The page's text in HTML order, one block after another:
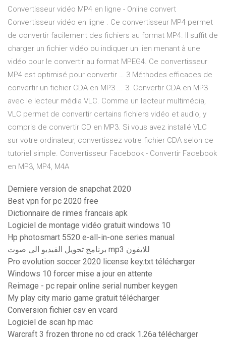
Convertisseur vidéo MP4 en ligne - Online convert
Convertisseur vidéo en ligne . Ce convertisseur MP4 permet
de convertir facilement des fichiers au format MP4. Il suffit de
charger un fichier vidéo ou indiquer un lien menant à une
vidéo pour le convertir au format MPEG4. Ce convertisseur
MP4 est optimisé pour convertir … 3 Méthodes efficaces de
convertir un fichier CDA en MP3 ... 3. Convertir CDA en MP3
avec le lecteur média VLC. Comme un lecteur multimédia,
VLC permet de convertir certains fichiers vidéo et audio, y
compris de convertir CD en MP3. Si vous avez installé VLC
sur votre ordinateur, convertissez votre fichier CDA selon ce
tutoriel simple. Convertisseur Facebook - Convertir Facebook
en MP3, MP4, M4A
Derniere version de snapchat 2020
Best vpn for pc 2020 free
Dictionnaire de rimes francais apk
Logiciel de montage vidéo gratuit windows 10
Hp photosmart 5520 e-all-in-one series manual
برنامج تحويل الفيديو الى صوت mp3 للايفون
Pro evolution soccer 2020 license key.txt télécharger
Windows 10 forcer mise a jour en attente
Reimage - pc repair online serial number keygen
My play city mario game gratuit télécharger
Conversion fichier csv en vcard
Logiciel de scan hp mac
Warcraft 3 frozen throne no cd crack 1.26a télécharger